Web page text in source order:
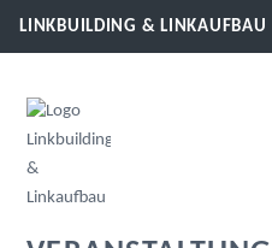
LINKBUILDING & LINKAUFBAU